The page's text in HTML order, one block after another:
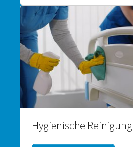
Hygienische Reinigung